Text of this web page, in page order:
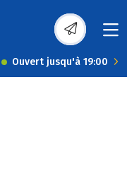
Ouvert jusqu'à 19:00